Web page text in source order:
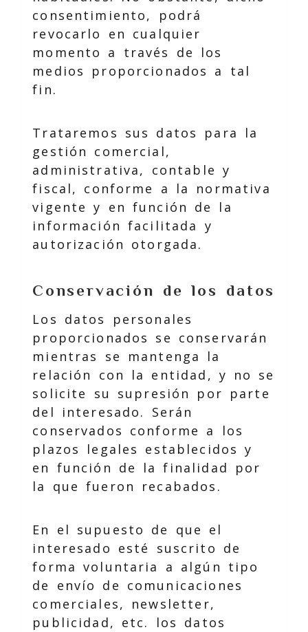
consentimiento, podrá
revocarlo en cualquier
momento a través de los
medios proporcionados a tal
fin.
Trataremos sus datos para la
gestión comercial,
administrativa, contable y
fiscal, conforme a la normativa
vigente y en función de la
información facilitada y
autorización otorgada.
Conservación de los datos
Los datos personales
proporcionados se conservarán
mientras se mantenga la
relación con la entidad, y no se
solicite su supresión por parte
del interesado. Serán
conservados conforme a los
plazos legales establecidos y
en función de la finalidad por
la que fueron recabados.
En el supuesto de que el
interesado esté suscrito de
forma voluntaria a algún tipo
de envío de comunicaciones
comerciales, newsletter,
publicidad, etc. los datos